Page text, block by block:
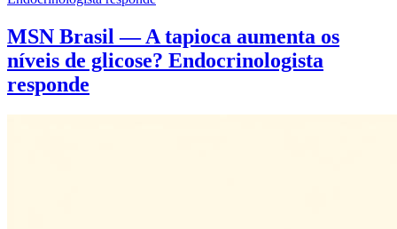
MSN Brasil — A tapioca aumenta os
níveis de glicose? Endocrinologista
responde